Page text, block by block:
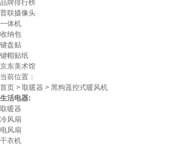
品牌排行榜
普联摄像头
一体机
收纳包
键盘贴
键帽贴纸
京东美术馆
当前位置：
首页 > 取暖器 > 黑狗遥控式暖风机
生活电器:
取暖器
冷风扇
电风扇
干衣机